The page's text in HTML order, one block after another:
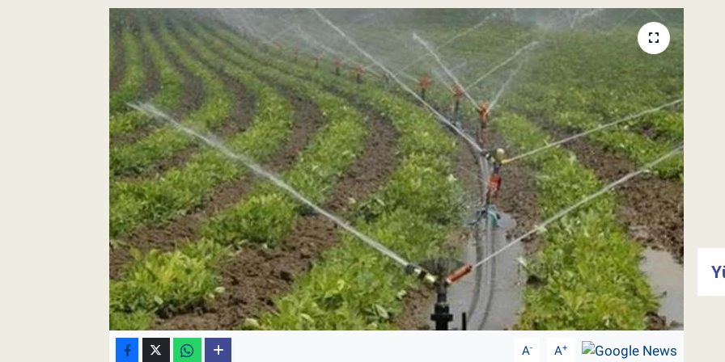
A- A+
Pankobirlik
Et fiyatları
Tarım Bilgisi
Yetiştirici Soruyor
Dünyada Tarım
Üretici Birlikleri
Şeker ve Şekerli Mamüller
Tahıllar ve Baklagiller